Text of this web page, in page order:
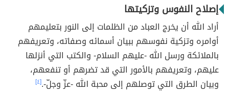
إصلاح النفوس وتزكيتها
أراد الله أن يخرج العباد من الظلمات إلى النور بتعليمهم
أوامره وتزكية نفوسهم ببيان أسمائه وصفاته، وتعريفهم
بالملائكة ورسل الله -عليهم السلام- والكتب التي أنزلها
عليهم، وتعريفهم بالأمور التي قد تضرهم أو تنفعهم،
وبيان الطرق التي توصلهم إلى محبة الله -عزّ وجلّ-.[٤]